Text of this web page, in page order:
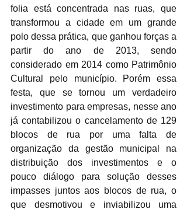
folia está concentrada nas ruas, que
transformou a cidade em um grande
polo dessa prática, que ganhou forças a
partir do ano de 2013, sendo
considerado em 2014 como Patrimônio
Cultural pelo município. Porém essa
festa, que se tornou um verdadeiro
investimento para empresas, nesse ano
já contabilizou o cancelamento de 129
blocos de rua por uma falta de
organização da gestão municipal na
distribuição dos investimentos e o
pouco diálogo para solução desses
impasses juntos aos blocos de rua, o
que desmotivou e inviabilizou uma